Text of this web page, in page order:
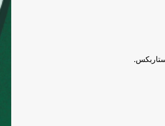
ستاربكس.